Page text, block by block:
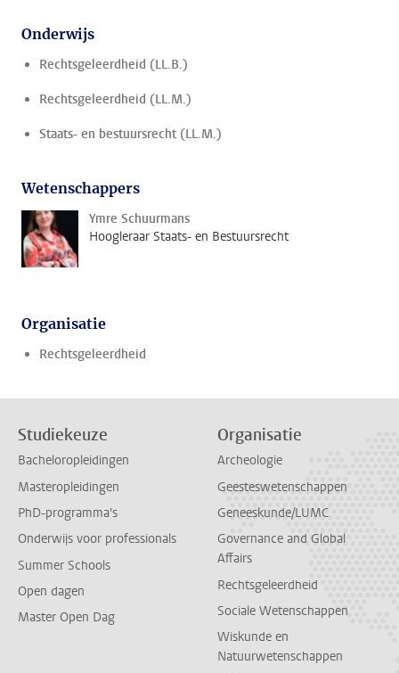
Onderwijs
Rechtsgeleerdheid (LL.B.)
Rechtsgeleerdheid (LL.M.)
Staats- en bestuursrecht (LL.M.)
Wetenschappers
Ymre Schuurmans
Hoogleraar Staats- en Bestuursrecht
Organisatie
Rechtsgeleerdheid
Studiekeuze
Bacheloropleidingen
Masteropleidingen
PhD-programma's
Onderwijs voor professionals
Summer Schools
Open dagen
Master Open Dag
Organisatie
Archeologie
Geesteswetenschappen
Geneeskunde/LUMC
Governance and Global
Affairs
Rechtsgeleerdheid
Sociale Wetenschappen
Wiskunde en
Natuurwetenschappen